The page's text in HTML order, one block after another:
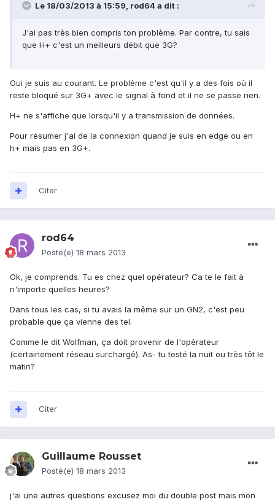
Le 18/03/2013 à 15:59, rod64 a dit :
J'ai pas très bien compris ton problème. Par contre, tu sais
que H+ c'est un meilleurs débit que 3G?
Oui je suis au courant. Le problème c'est qu'il y a des fois où il
reste bloqué sur 3G+ avec le signal à fond et il ne se passe rien.
H+ ne s'affiche que lorsqu'il y a transmission de données.
Pour résumer j'ai de la connexion quand je suis en edge ou en
h+ mais pas en 3G+.
Citer
rod64
Posté(e) 18 mars 2013
Ok, je comprends. Tu es chez quel opérateur? Ca te le fait à
n'importe quelles heures?
Dans tous les cas, si tu avais la même sur un GN2, c'est peu
probable que ça vienne des tel.
Comme le dit Wolfman, ça doit provenir de l'opérateur
(certainement réseau surchargé). As- tu testé la nuit ou très tôt le
matin?
Citer
Guillaume Rousset
Posté(e) 18 mars 2013
j'ai une autres questions excusez moi du double post mais mon